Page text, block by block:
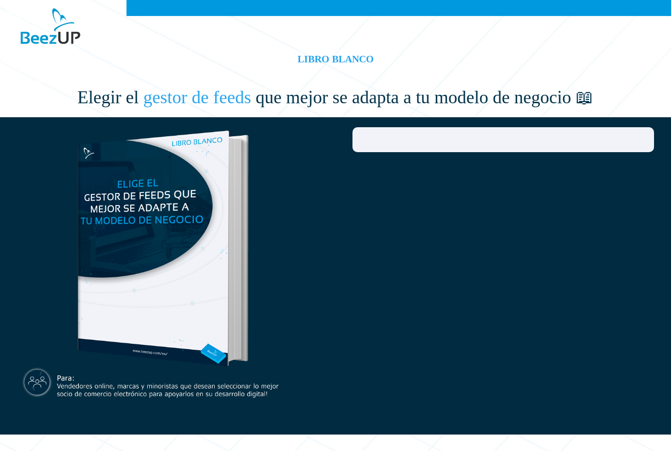
LIBRO BLANCO
Elegir el gestor de feeds que mejor se adapta a tu modelo de negocio 📖